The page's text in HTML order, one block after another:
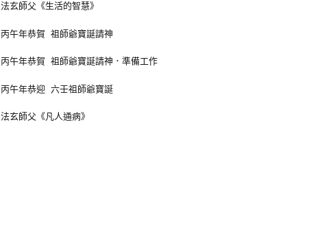
法玄師父《生活的智慧》
丙午年恭賀 祖師爺寶誕請神
丙午年恭賀 祖師爺寶誕請神．準備工作
丙午年恭迎 六壬祖師爺寶誕
法玄師父《凡人通病》